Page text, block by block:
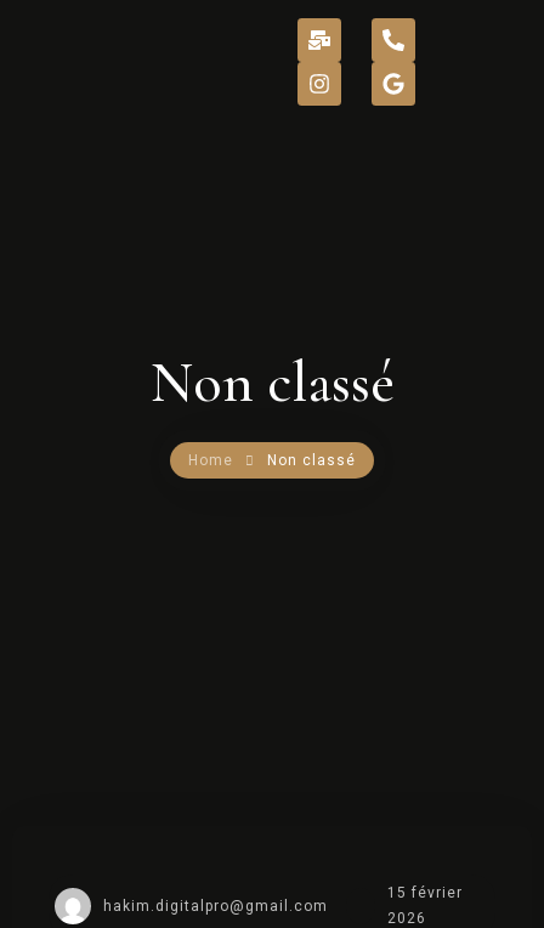
INTENDANCE
NOS SERVICES
Non classé
Home Non classé
hakim.digitalpro@gmail.com
15 février
2026